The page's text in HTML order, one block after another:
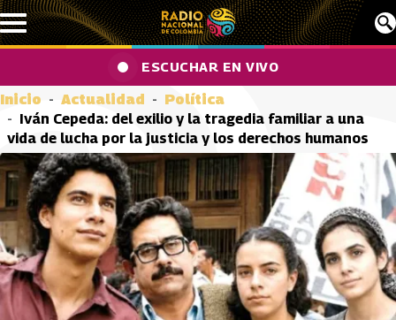
Pasar al contenido principal
ESCUCHAR EN VIVO
Inicio Actualidad
Política
Iván Cepeda: del exilio y la tragedia familiar a una
vida de lucha por la justicia y los derechos humanos